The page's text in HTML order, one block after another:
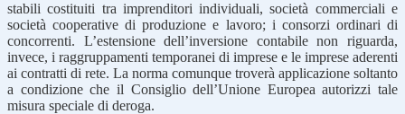
stabili costituiti tra imprenditori individuali, società commerciali e
società cooperative di produzione e lavoro; i consorzi ordinari di
concorrenti. L’estensione dell’inversione contabile non riguarda,
invece, i raggruppamenti temporanei di imprese e le imprese aderenti
ai contratti di rete. La norma comunque troverà applicazione soltanto
a condizione che il Consiglio dell’Unione Europea autorizzi tale
misura speciale di deroga.